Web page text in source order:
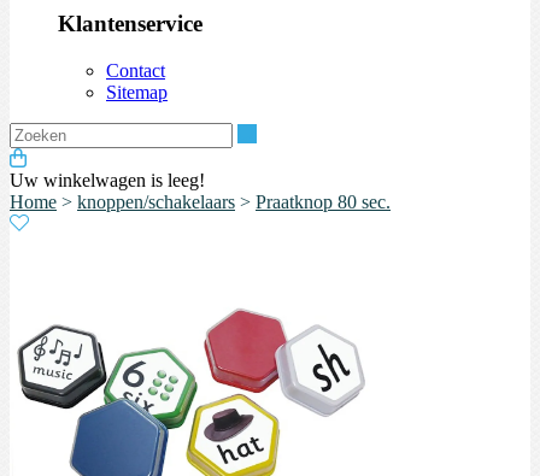
Klantenservice
Contact
Sitemap
Uw winkelwagen is leeg!
Home > knoppen/schakelaars > Praatknop 80 sec.